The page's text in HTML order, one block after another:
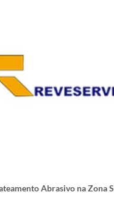
Abrasivo na Zona